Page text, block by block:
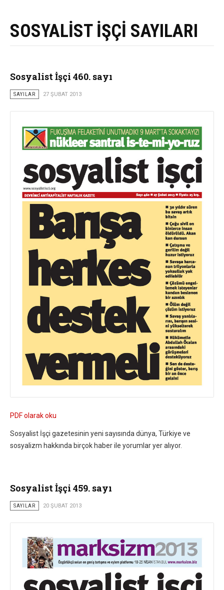
SOSYALİST İŞÇİ SAYILARI
Sosyalist İşçi 460. sayı
SAYILAR 27 ŞUBAT 2013
PDF olarak oku
Sosyalist İşçi gazetesinin yeni sayısında dünya, Türkiye ve
sosyalizm hakkında birçok haber ile yorumlar yer alıyor.
Sosyalist İşçi 459. sayı
SAYILAR 20 ŞUBAT 2013